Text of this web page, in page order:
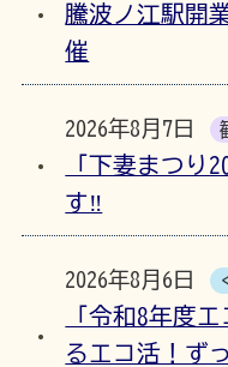
騰波ノ江駅開
催
2026年8月7日
「下妻まつり
す‼
2026年8月6日
「令和8年度
るエコ活！ず